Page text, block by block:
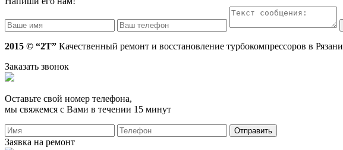
2015 © “2T” Качественный ремонт и восстановление турбокомпрессоров в Рязани
Заказать звонок
Оставьте свой номер телефона,
мы свяжемся с Вами в течении 15 минут
Заявка на ремонт